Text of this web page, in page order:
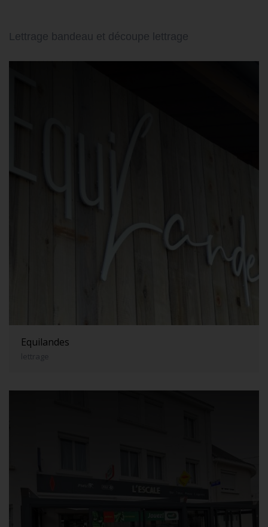
Lettrage bandeau et découpe lettrage
Equilandes
lettrage